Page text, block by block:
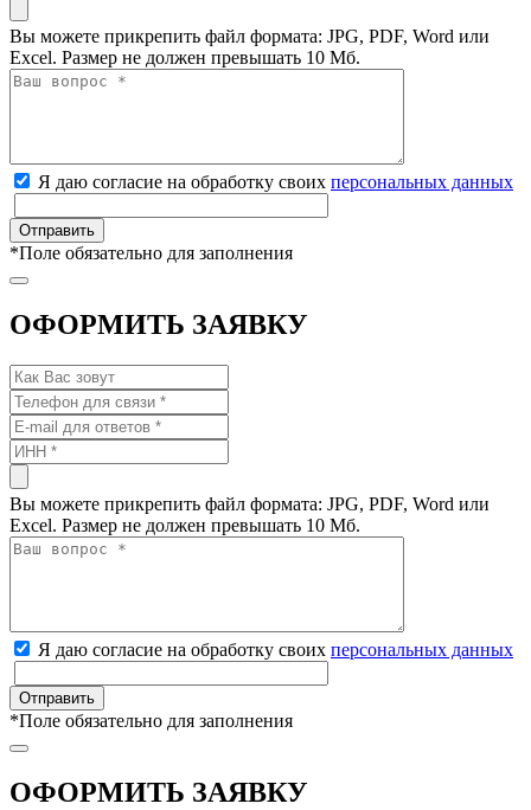
Вы можете прикрепить файл формата: JPG, PDF, Word или
Excel. Размер не должен превышать 10 Мб.
Я даю согласие на обработку своих персональных данных
*Поле обязательно для заполнения
ОФОРМИТЬ ЗАЯВКУ
Вы можете прикрепить файл формата: JPG, PDF, Word или
Excel. Размер не должен превышать 10 Мб.
Я даю согласие на обработку своих персональных данных
*Поле обязательно для заполнения
ОФОРМИТЬ ЗАЯВКУ